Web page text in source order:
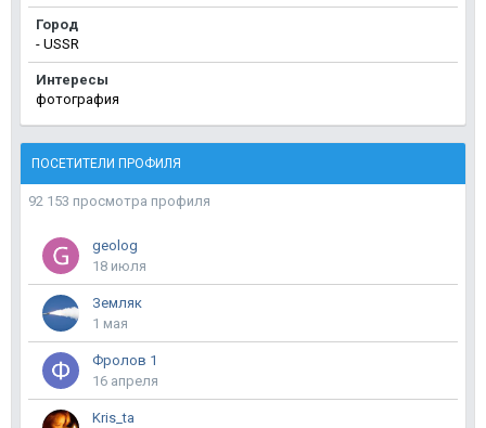
Город
- USSR
Интересы
фотография
ПОСЕТИТЕЛИ ПРОФИЛЯ
92 153 просмотра профиля
geolog
18 июля
Земляк
1 мая
Фролов 1
16 апреля
Kris_ta